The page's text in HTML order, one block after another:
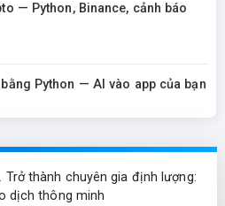
— Python, Binance, cảnh báo
Python — AI vào app của bạn
Trở thành chuyên gia định lượng:
dịch thông minh